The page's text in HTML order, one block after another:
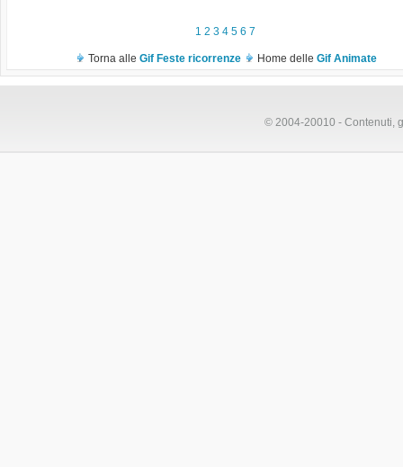
1 2 3 4 5 6 7
Torna alle Gif Feste ricorrenze Home delle Gif Animate
© 2004-20010 - Contenuti,